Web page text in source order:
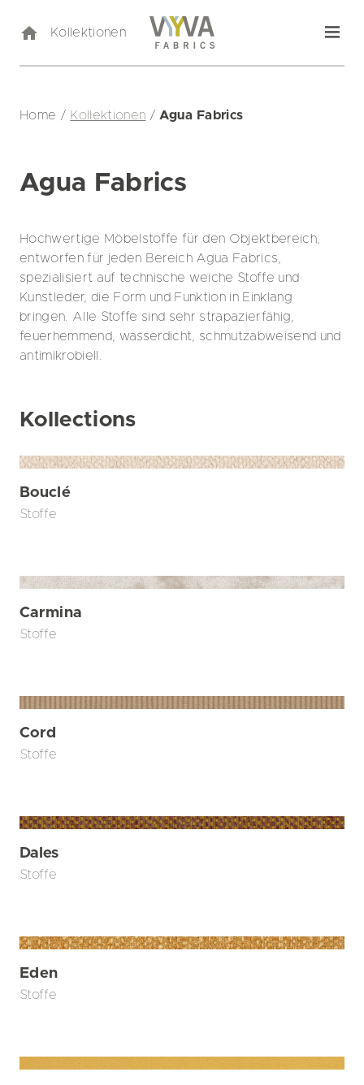
Kollektionen
Home / Kollektionen / Agua Fabrics
Agua Fabrics
Hochwertige Möbelstoffe für den Objektbereich,
entworfen für jeden Bereich Agua Fabrics,
spezialisiert auf technische weiche Stoffe und
Kunstleder, die Form und Funktion in Einklang
bringen. Alle Stoffe sind sehr strapazierfähig,
feuerhemmend, wasserdicht, schmutzabweisend und
antimikrobiell.
Kollections
Bouclé
Stoffe
Carmina
Stoffe
Cord
Stoffe
Dales
Stoffe
Eden
Stoffe